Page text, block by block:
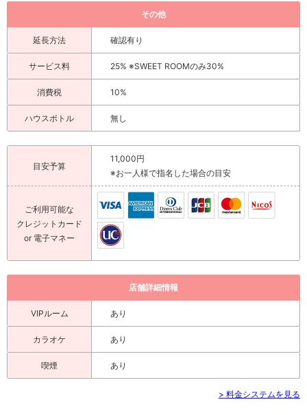
その他
延長方法 確認有り
サービス料 25% ※SWEET ROOMのみ30%
消費税 10%
ハウスボトル 無し
目安予算
11,000円
※お一人様で指名した場合の目安
ご利用可能な
クレジットカード
or 電子マネー
店舗詳細情報
VIPルーム あり
カラオケ あり
喫煙 あり
> 料金システムを見る